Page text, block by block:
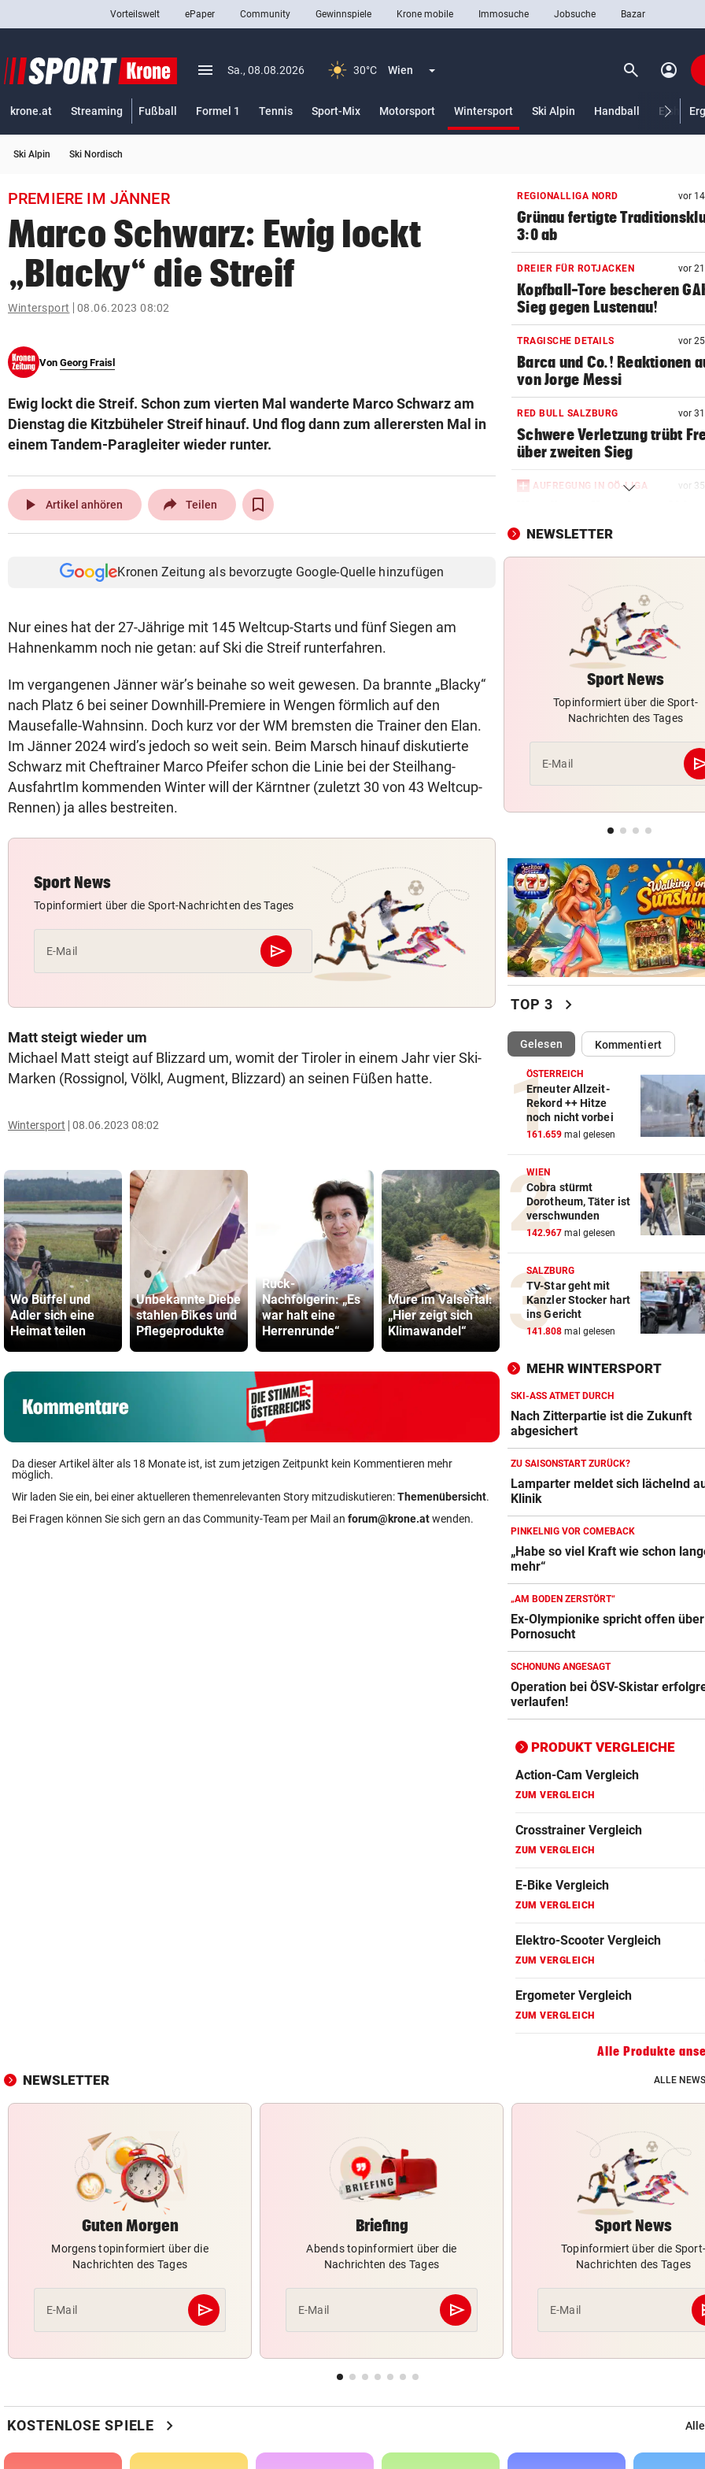
closeSchließen
Abonnieren
bookmark
search
Suchbegriff
eingeben
© Krone Multimedia GmbH & Co KG 2026
Vorteilswelt ePaper Community Gewinnspiele Krone mobile Immosuche Jobsuche Bazar
menu Menü aufklappen
Sa., 08.08.2026 30°C Wien Menü aufklappen search Suchen
account_circle
krone.at Streaming Fußball Formel 1 Tennis Sport-Mix Motorsport Wintersport
Ski Alpin
Handball
Ski Alpin Ski Nordisch
PREMIERE IM JÄNNER
Marco Schwarz: Ewig lockt
„Blacky“ die Streif
Wintersport 08.06.2023 08:02
Von Georg Fraisl
Ewig lockt die Streif. Schon zum vierten Mal wanderte Marco Schwarz am
Dienstag die Kitzbüheler Streif hinauf. Und flog dann zum allerersten Mal in
einem Tandem-Paragleiter wieder runter.
play_arrow Artikel anhören Teilen
Kronen Zeitung als bevorzugte Google-Quelle hinzufügen
Nur eines hat der 27-Jährige mit 145 Weltcup-Starts und fünf Siegen am
Hahnenkamm noch nie getan: auf Ski die Streif runterfahren.
Im vergangenen Jänner wär’s beinahe so weit gewesen. Da brannte „Blacky“
nach Platz 6 bei seiner Downhill-Premiere in Wengen förmlich auf den
Mausefalle-Wahnsinn. Doch kurz vor der WM bremsten die Trainer den Elan.
Im Jänner 2024 wird’s jedoch so weit sein. Beim Marsch hinauf diskutierte
Schwarz mit Cheftrainer Marco Pfeifer schon die Linie bei der Steilhang-
AusfahrtIm kommenden Winter will der Kärntner (zuletzt 30 von 43 Weltcup-
Rennen) ja alles bestreiten.
Sport News
Topinformiert über die Sport-Nachrichten des Tages
E-Mail send
Abschicken
Matt steigt wieder um
Michael Matt steigt auf Blizzard um, womit der Tiroler in einem Jahr vier Ski-
Marken (Rossignol, Völkl, Augment, Blizzard) an seinen Füßen hatte.
Wintersport 08.06.2023 08:02
Wo Büffel und
Adler sich eine
Heimat teilen
Unbekannte Diebe
stahlen Bikes und
Pflegeprodukte
Ruck-
Nachfolgerin: „Es
war halt eine
Herrenrunde“
Mure im Valsertal:
„Hier zeigt sich
Klimawandel“
„Verschlaha“:
Prügeln auf
Vorarlbergerisch
Grapsch-
gegen
Polizisten
Da dieser Artikel älter als 18 Monate ist, ist zum jetzigen Zeitpunkt kein Kommentieren mehr
möglich.
Wir laden Sie ein, bei einer aktuelleren themenrelevanten Story mitzudiskutieren:Themenübersicht.
Bei Fragen können Sie sich gern an das Community-Team per Mail an forum@krone.atwenden.
REGIONALLIGA NORD vor
Grünau fertigte
3:0 ab
DREIER FÜR ROTJACKEN vor
Kopfball-Tore bescheren
Sieg gegen Lustenau!
TRAGISCHE DETAILS vor
Barca und Co.! Reaktionen
von Jorge Messi
RED BULL SALZBURG vor
Schwere Verletzung trübt
über zweiten Sieg
AUFREGUNG IN OÖ-LIGA vor
wirklich notwendig?
NEO-RIEDER SCHWAB vor
einen Titel“
IM STEIRISCHEN REVIER
Vom „Juniorpartner“ zum
Liga-Rivalen
AFLE TOP-SPIEL:
LIVE: Vienna Vikings treffen
Wroclav Panthers
vor
SK Sturm Graz
MotoGP: Martin holt sich
Sprintsieg in Silverstone
NEWSLETTER
Sport News
Topinformiert über die Sport-
Nachrichten des Tages
E-Mail
TOP 3 chevron_right
Gelesen(ausgewählt)Kommentiert
ÖSTERREICH
Erneuter Allzeit-
Rekord ++ Hitze
noch nicht vorbei
161.659 mal gelesen
WIEN
Cobra stürmt
Dorotheum, Täter ist
verschwunden
142.967 mal gelesen
SALZBURG
TV-Star geht mit
Kanzler Stocker hart
ins Gericht
141.808 mal gelesen
MEHR WINTERSPORT
SKI-ASS ATMET DURCH
Nach Zitterpartie ist die Zukunft
abgesichert
ZU SAISONSTART ZURÜCK?
Lamparter meldet sich lächelnd
Klinik
PINKELNIG VOR COMEBACK
„Habe so viel Kraft wie schon
mehr“
„AM BODEN ZERSTÖRT“
Ex-Olympionike spricht offen
Pornosucht
SCHONUNG ANGESAGT
Operation bei ÖSV-Skistar
verlaufen!
PRODUKT VERGLEICHE
Action-Cam Vergleich
ZUM VERGLEICH
Crosstrainer Vergleich
ZUM VERGLEICH
E-Bike Vergleich
ZUM VERGLEICH
Elektro-Scooter Vergleich
Ergometer Vergleich
ZUM VERGLEICH
ZUM VERGLEICH
ZUM VERGLEICH
ZUM VERGLEICH
ZUM VERGLEICH
Alle Produkte
NEWSLETTER ALLE
Guten Morgen
Morgens topinformiert über die
Nachrichten des Tages
E-Mail send
Abschicken
Briefing
Abends topinformiert über die
Nachrichten des Tages
E-Mail send
Abschicken
Sport News
Topinformiert über die Sport-
Nachrichten des Tages
E-Mail
KOSTENLOSE SPIELE chevron_right